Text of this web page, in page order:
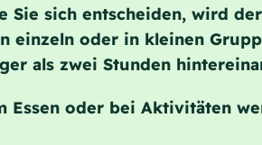
Sie sich entscheiden, wird
einzeln oder in kleinen
als zwei Stunden
Essen oder bei Aktivitäten